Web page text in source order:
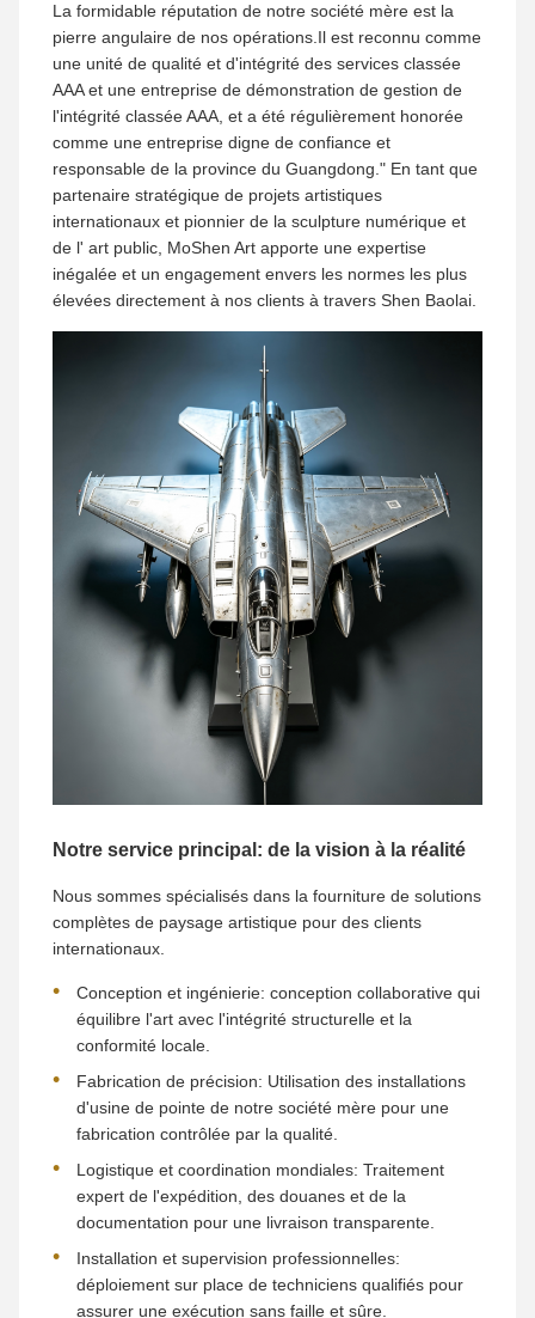
La formidable réputation de notre société mère est la
pierre angulaire de nos opérations.Il est reconnu comme
une unité de qualité et d'intégrité des services classée
AAA et une entreprise de démonstration de gestion de
l'intégrité classée AAA, et a été régulièrement honorée
comme une entreprise digne de confiance et
responsable de la province du Guangdong." En tant que
partenaire stratégique de projets artistiques
internationaux et pionnier de la sculpture numérique et
de l' art public, MoShen Art apporte une expertise
inégalée et un engagement envers les normes les plus
élevées directement à nos clients à travers Shen Baolai.
Notre service principal: de la vision à la réalité
Nous sommes spécialisés dans la fourniture de solutions
complètes de paysage artistique pour des clients
internationaux.
Conception et ingénierie: conception collaborative qui
équilibre l'art avec l'intégrité structurelle et la
conformité locale.
Fabrication de précision: Utilisation des installations
d'usine de pointe de notre société mère pour une
fabrication contrôlée par la qualité.
Logistique et coordination mondiales: Traitement
expert de l'expédition, des douanes et de la
documentation pour une livraison transparente.
Installation et supervision professionnelles:
déploiement sur place de techniciens qualifiés pour
assurer une exécution sans faille et sûre.